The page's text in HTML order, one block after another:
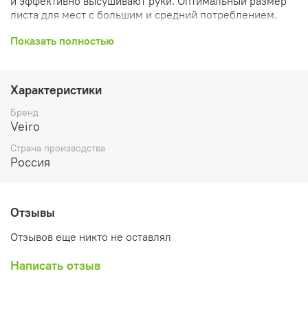
листа для мест с большим и средний потреблением.
Отпускаются коробками по 20 шт.
Показать полностью
Характеристики
Бренд
Veiro
Страна производства
Россия
Отзывы
Отзывов еще никто не оставлял
Написать отзыв